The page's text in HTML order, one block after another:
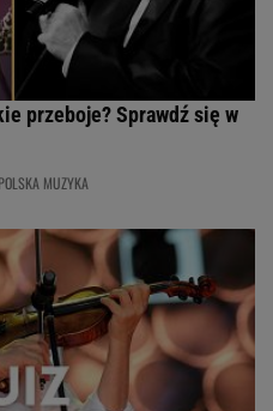
przeboje? Sprawdź się w
POLSKA MUZYKA